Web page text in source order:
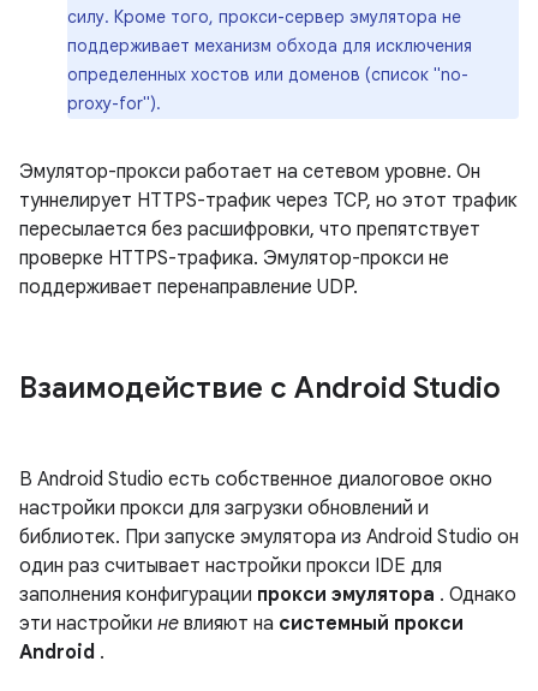
силу. Кроме того, прокси-сервер эмулятора не
поддерживает механизм обхода для исключения
определенных хостов или доменов (список "no-
proxy-for").
Эмулятор-прокси работает на сетевом уровне. Он
туннелирует HTTPS-трафик через TCP, но этот трафик
пересылается без расшифровки, что препятствует
проверке HTTPS-трафика. Эмулятор-прокси не
поддерживает перенаправление UDP.
Взаимодействие с Android Studio
В Android Studio есть собственное диалоговое окно
настройки прокси для загрузки обновлений и
библиотек. При запуске эмулятора из Android Studio он
один раз считывает настройки прокси IDE для
заполнения конфигурации прокси эмулятора . Однако
эти настройки не влияют на системный прокси
Android .